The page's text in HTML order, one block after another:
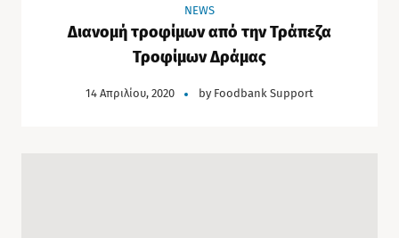
NEWS
Διανομή τροφίμων από την Τράπεζα
Τροφίμων Δράμας
14 Απριλίου, 2020 by Foodbank Support